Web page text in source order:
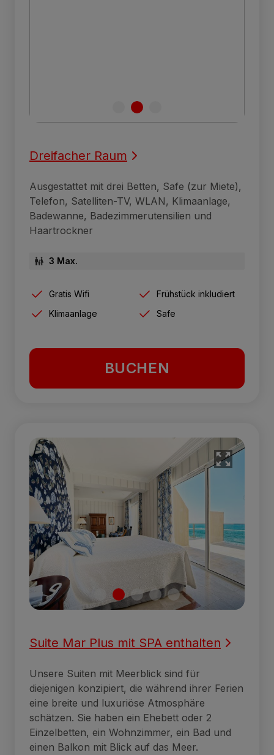
Dreifacher Raum
Ausgestattet mit drei Betten, Safe (zur Miete),
Telefon, Satelliten-TV, WLAN, Klimaanlage,
Badewanne, Badezimmerutensilien und
Haartrockner
3 Max.
Gratis Wifi
Frühstück inkludiert
Klimaanlage
Safe
BUCHEN
Suite Mar Plus mit SPA enthalten
Unsere Suiten mit Meerblick sind für
diejenigen konzipiert, die während ihrer Ferien
eine breite und luxuriöse Atmosphäre
schätzen. Sie haben ein Ehebett oder 2
Einzelbetten, ein Wohnzimmer, ein Bad und
einen Balkon mit Blick auf das Meer.